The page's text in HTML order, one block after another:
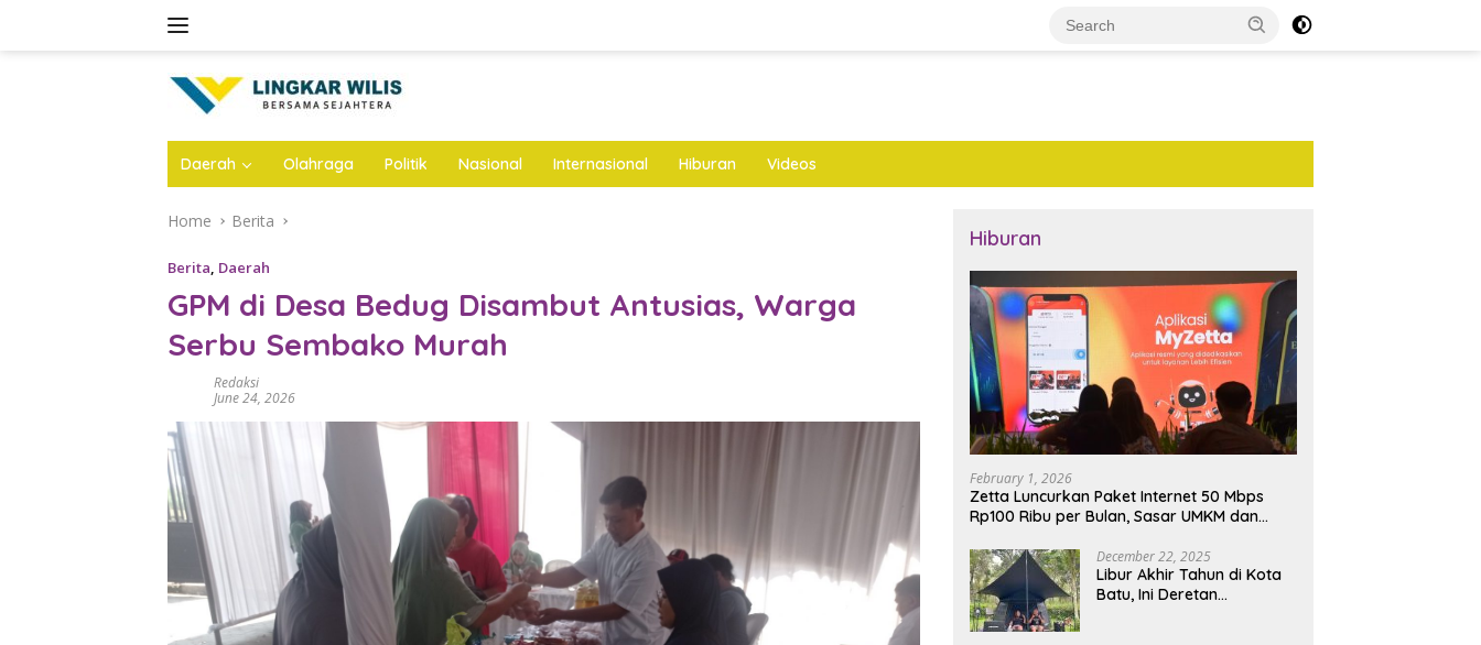
Daerah Olahraga Politik Nasional Internasional Hiburan Videos
Home Berita
Berita, Daerah
GPM di Desa Bedug Disambut Antusias, Warga
Serbu Sembako Murah
Redaksi
June 24, 2026
Hiburan
February 1, 2026
Zetta Luncurkan Paket Internet 50 Mbps
Rp100 Ribu per Bulan, Sasar UMKM dan
December 22, 2025
Libur Akhir Tahun di Kota
Batu, Ini Deretan